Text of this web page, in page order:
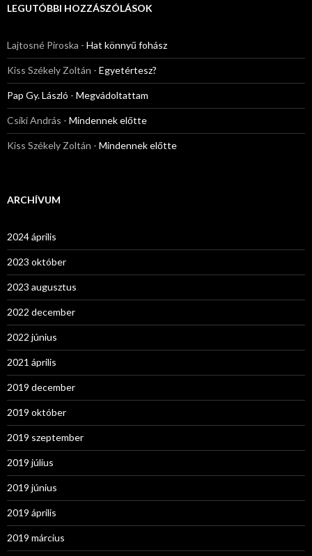
LEGUTÓBBI HOZZÁSZÓLÁSOK
Lajtosné Piroska - Hat könnyű fohász
Kiss Székely Zoltán - Egyetértesz?
Pap Gy. László - Megvádoltattam
Csíki András - Mindennek előtte
Kiss Székely Zoltán - Mindennek előtte
ARCHÍVUM
2024 április
2023 október
2023 augusztus
2022 december
2022 június
2021 április
2019 december
2019 október
2019 szeptember
2019 július
2019 június
2019 április
2019 március